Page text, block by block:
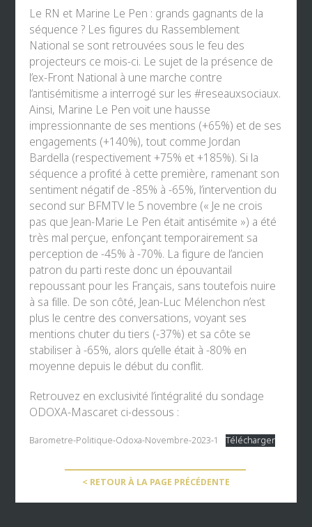
Le RN et Marine Le Pen : grands gagnants de la
séquence ? Les figures du Rassemblement
National se sont retrouvées sous le feu des
projecteurs ce mois-ci. Le sujet de la présence de
l’ex-Front National à une marche contre
l’antisémitisme a interrogé sur les#reseauxsociaux.
Ainsi, Marine Le Pen voit une hausse
impressionnante de ses mentions (+65%) et de ses
engagements (+140%), tout comme Jordan
Bardella (respectivement +75% et +185%). Si la
séquence a profité à cette première, ramenant son
sentiment négatif de -85% à -65%, l’intervention du
second sur BFMTV le 5 novembre (« Je ne crois
pas que Jean-Marie Le Pen était antisémite ») a été
très mal perçue, enfonçant temporairement sa
perception de -45% à -70%. La figure de l’ancien
patron du parti reste donc un épouvantail
repoussant pour les Français, sans toutefois nuire
à sa fille. De son côté, Jean-Luc Mélenchon n’est
plus le centre des conversations, voyant ses
mentions chuter du tiers (-37%) et sa côte se
stabiliser à -65%, alors qu’elle était à -80% en
moyenne depuis le début du conflit.
Retrouvez en exclusivité l’intégralité du sondage
ODOXA-Mascaret ci-dessous :
Barometre-Politique-Odoxa-Novembre-2023-1 Télécharger
< RETOUR À LA PAGE PRÉCÉDENTE